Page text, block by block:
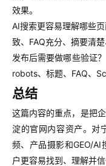
效果。
AI搜索更容易理解哪些
致、FAQ充分、摘要清
发布后需要做哪些验证
robots、标题、FAQ、
总结
这篇内容的重点，是把
淀的官网内容资产。对
频、产品摄影和GEO/
户更容易找到、理解并信